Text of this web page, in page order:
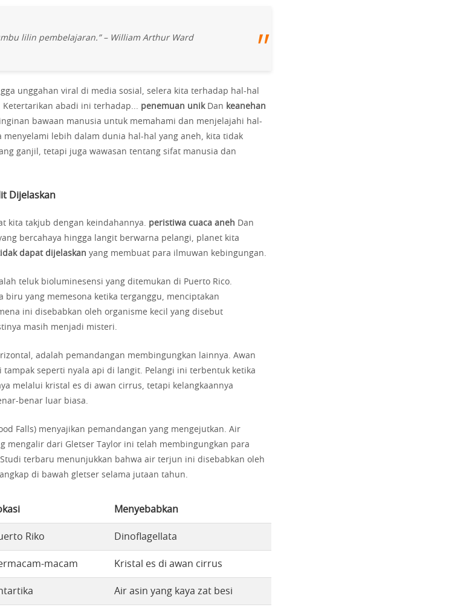
lilin pembelajaran.” – William Arthur Ward
unggahan viral di media sosial, selera kita terhadap hal-hal
Ketertarikan abadi ini terhadap... penemuan unikDan keanehan
bawaan manusia untuk memahami dan menjelajahi hal-
menyelami lebih dalam dunia hal-hal yang aneh, kita tidak
ganjil, tetapi juga wawasan tentang sifat manusia dan
Dijelaskan
kita takjub dengan keindahannya. peristiwa cuaca aneh Dan
bercahaya hingga langit berwarna pelangi, planet kita
dapat dijelaskan yang membuat para ilmuwan kebingungan.
teluk bioluminesensi yang ditemukan di Puerto Rico.
biru yang memesona ketika terganggu, menciptakan
ini disebabkan oleh organisme kecil yang disebut
masih menjadi misteri.
adalah pemandangan membingungkan lainnya. Awan
tampak seperti nyala api di langit. Pelangi ini terbentuk ketika
melalui kristal es di awan cirrus, tetapi kelangkaannya
benar luar biasa.
Falls) menyajikan pemandangan yang mengejutkan. Air
mengalir dari Gletser Taylor ini telah membingungkan para
terbaru menunjukkan bahwa air terjun ini disebabkan oleh
di bawah gletser selama jutaan tahun.
Menyebabkan
Riko Dinoflagellata
macam Kristal es di awan cirrus
Air asin yang kaya zat besi